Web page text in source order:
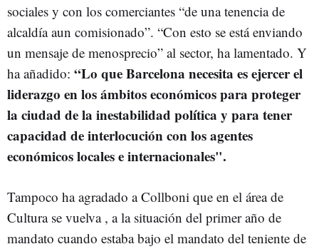
sociales y con los comerciantes “de una tenencia de
alcaldía aun comisionado”. “Con esto se está enviando
un mensaje de menosprecio” al sector, ha lamentado. Y
ha añadido: “Lo que Barcelona necesita es ejercer el
liderazgo en los ámbitos económicos para proteger
la ciudad de la inestabilidad política y para tener
capacidad de interlocución con los agentes
económicos locales e internacionales".
Tampoco ha agradado a Collboni que en el área de
Cultura se vuelva , a la situación del primer año de
mandato cuando estaba bajo el mandato del teniente de